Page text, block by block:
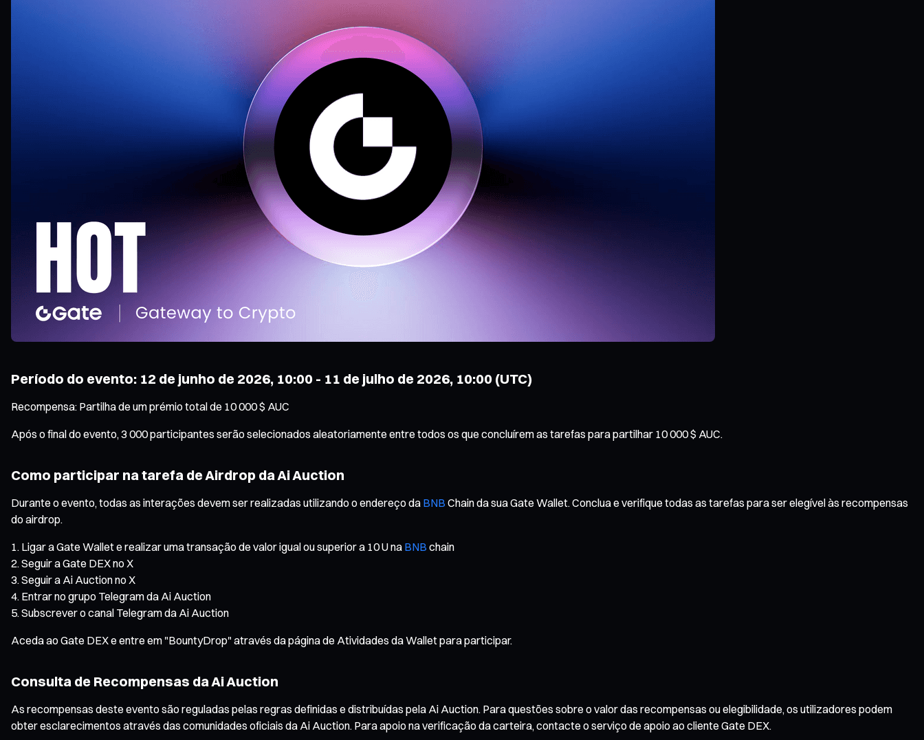
Período do evento: 12 de junho de 2026, 10:00 - 11 de julho de 2026, 10:00 (UTC)
Recompensa: Partilha de um prémio total de 10 000 $ AUC
Após o final do evento, 3 000 participantes serão selecionados aleatoriamente entre todos os que concluírem as tarefas para partilhar 10 000 $ AUC.
Como participar na tarefa de Airdrop da Ai Auction
Durante o evento, todas as interações devem ser realizadas utilizando o endereço da BNB Chain da sua Gate Wallet. Conclua e verifique todas as tarefas para ser elegível às recompensas
do airdrop.
Ligar a Gate Wallet e realizar uma transação de valor igual ou superior a 10 U na BNB chain
Seguir a Gate DEX no X
Seguir a Ai Auction no X
Entrar no grupo Telegram da Ai Auction
Subscrever o canal Telegram da Ai Auction
Aceda ao Gate DEX e entre em "BountyDrop" através da página de Atividades da Wallet para participar.
Consulta de Recompensas da Ai Auction
As recompensas deste evento são reguladas pelas regras definidas e distribuídas pela Ai Auction. Para questões sobre o valor das recompensas ou elegibilidade, os utilizadores podem
obter esclarecimentos através das comunidades oficiais da Ai Auction. Para apoio na verificação da carteira, contacte o serviço de apoio ao cliente Gate DEX.